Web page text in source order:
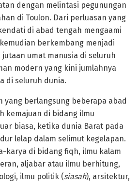
dengan melintasi pegunungan
di Toulon. Dari perluasan yang
di abad tengah mengaami
berkembang menjadi
umat manusia di seluruh
modern yang kini jumlahnya
di seluruh dunia.
yang berlangsung beberapa abad
kemajuan di bidang ilmu
biasa, ketika dunia Barat pada
lelap dalam selimut kegelapan.
karya di bidang fiqh, ilmu kalam
aljabar atau ilmu berhitung,
ilmu politik (siasah), arsitektur,